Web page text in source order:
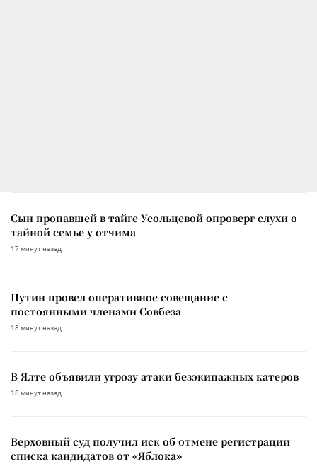
Сын пропавшей в тайге Усольцевой опроверг слухи о
тайной семье у отчима
17 минут назад
Путин провел оперативное совещание с
постоянными членами Совбеза
18 минут назад
В Ялте объявили угрозу атаки безэкипажных катеров
18 минут назад
Верховный суд получил иск об отмене регистрации
списка кандидатов от «Яблока»